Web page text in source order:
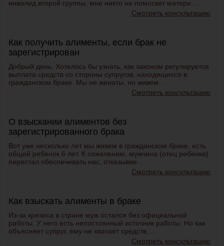
инвалид второй группы, мне никто не помогает матери...
Смотреть консультацию
Как получить алименты, если брак не
зарегистрирован
Добрый день. Хотелось бы узнать, как законом регулируется
выплата средств со стороны супругов, находящихся в
гражданском браке. Мы не женаты, но живем...
Смотреть консультацию
О взыскании алиментов без
зарегистрированного брака
Вот уже несколько лет мы живем в гражданском браке, есть
общий ребенок 6 лет. К сожалению, мужчина (отец ребенка)
перестал обеспечивать нас, отказывае...
Смотреть консультацию
Как взыскать алименты в браке
Из-за кризиса в стране муж остался без официальной
работы. У него есть непостоянный источник работы. Но как
объясняет супруг, ему не хватает средств, ...
Смотреть консультацию